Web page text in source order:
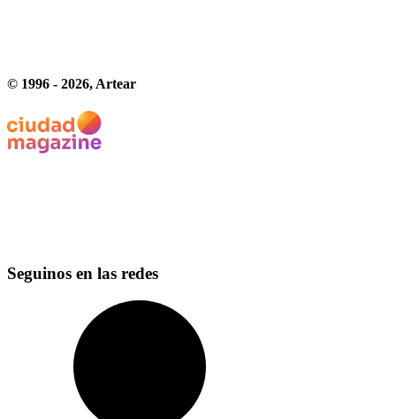
© 1996 - 2026, Artear
Seguinos en las redes